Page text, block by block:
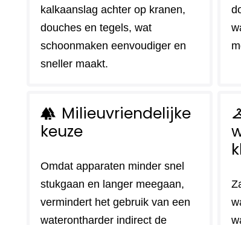
kalkaanslag achter op kranen,
douches en tegels, wat
schoonmaken eenvoudiger en
sneller maakt.
forest Milieuvriendelijke
keuze
Omdat apparaten minder snel
stukgaan en langer meegaan,
vermindert het gebruik van een
waterontharder indirect de